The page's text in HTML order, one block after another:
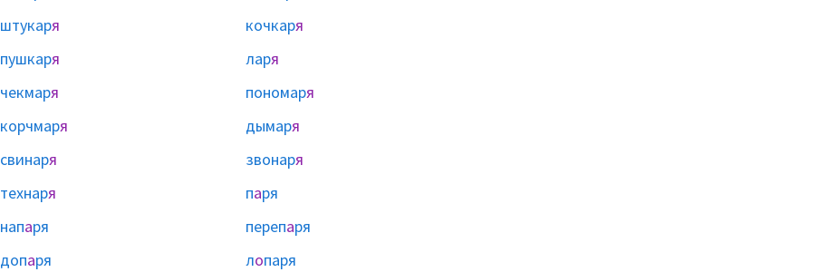
штукаря кочкаря
пушкаря ларя
чекмаря пономаря
корчмаря дымаря
свинаря звонаря
технаря паря
напаря перепаря
допаря лопаря